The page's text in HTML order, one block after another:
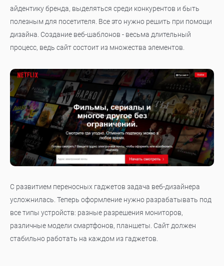
айдентику бренда, выделяться среди конкурентов и быть
полезным для посетителя. Все это нужно решить при помощи
дизайна. Создание веб-шаблонов - весьма длительный
процесс, ведь сайт состоит из множества элементов.
С развитием переносных гаджетов задача веб-дизайнера
усложнилась. Теперь оформление нужно разрабатывать под
все типы устройств: разные разрешения мониторов,
различные модели смартфонов, планшеты. Сайт должен
стабильно работать на каждом из гаджетов.